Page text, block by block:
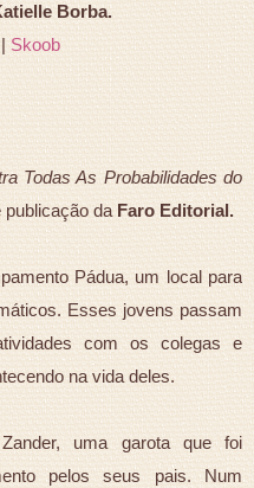
Borba.
Skoob
Todas As Probabilidades do
publicação da Faro Editorial.
Pádua, um local para
Esses jovens passam
com os colegas e
na vida deles.
uma garota que foi
pelos seus pais. Num